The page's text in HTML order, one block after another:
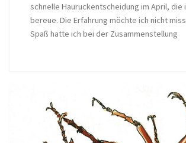
schnelle Hauruckentscheidung im April, die
bereue. Die Erfahrung möchte ich nicht
Spaß hatte ich bei der Zusammenstellung